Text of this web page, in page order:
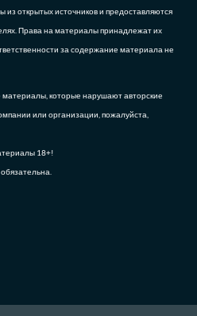
открытых источников и предоставляются
Права на материалы принадлежат их
за содержание материала не
которые нарушают авторские
или организации, пожалуйста,
18+!